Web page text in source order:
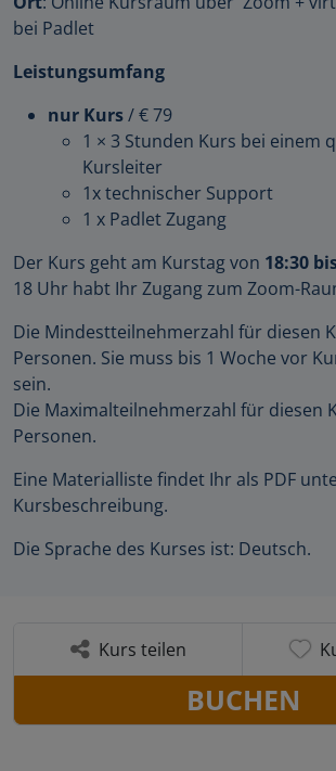
bei Padlet
Leistungsumfang
nur Kurs/ € 79
1 × 3 Stunden Kurs bei einem
Kursleiter
1x technischer Support
1 x Padlet Zugang
Der Kurs geht am Kurstag von 18:30
18 Uhr habt Ihr Zugang zum Zoom-
Die Mindestteilnehmerzahl für diesen
Personen. Sie muss bis 1 Woche vor
sein.
Die Maximalteilnehmerzahl für diesen
Personen.
Eine Materialliste findet Ihr als PDF
Kursbeschreibung.
Die Sprache des Kurses ist: Deutsch.
Kurs teilen
BUCHEN